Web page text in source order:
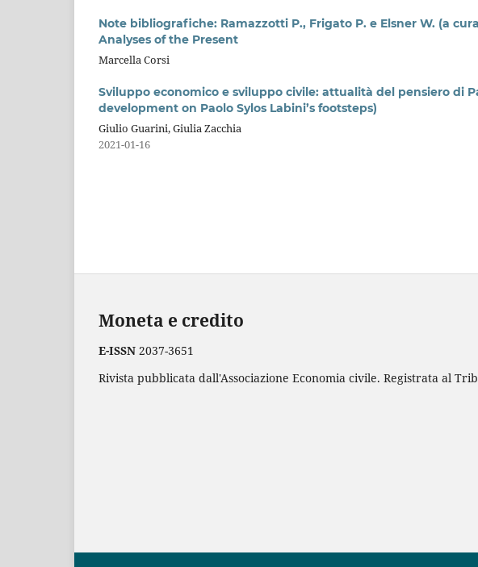
Note bibliografiche: Ramazzotti P., Frigato P. e Elsner W. (a
Analyses of the Present
Marcella Corsi
Sviluppo economico e sviluppo civile: attualità del pensiero di
development on Paolo Sylos Labini’s footsteps)
Giulio Guarini, Giulia Zacchia
2021-01-16
Moneta e credito
E-ISSN 2037-3651
Rivista pubblicata dall'Associazione Economia civile. Registrata al